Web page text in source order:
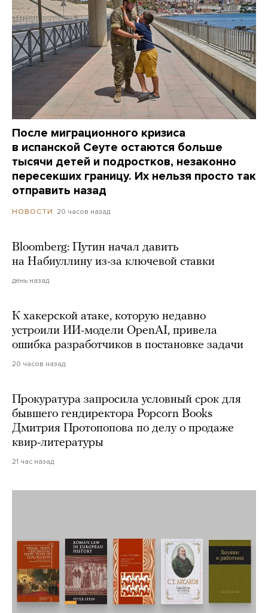
После миграционного кризиса
в испанской Сеуте остаются больше
тысячи детей и подростков, незаконно
пересекших границу. Их нельзя просто так
отправить назад
НОВОСТИ 20 часов назад
Bloomberg: Путин начал давить
на Набиуллину из-за ключевой ставки
день назад
К хакерской атаке, которую недавно
устроили ИИ-модели OpenAI, привела
ошибка разработчиков в постановке задачи
20 часов назад
Прокуратура запросила условный срок для
бывшего гендиректора Popcorn Books
Дмитрия Протопопова по делу о продаже
квир-литературы
21 час назад